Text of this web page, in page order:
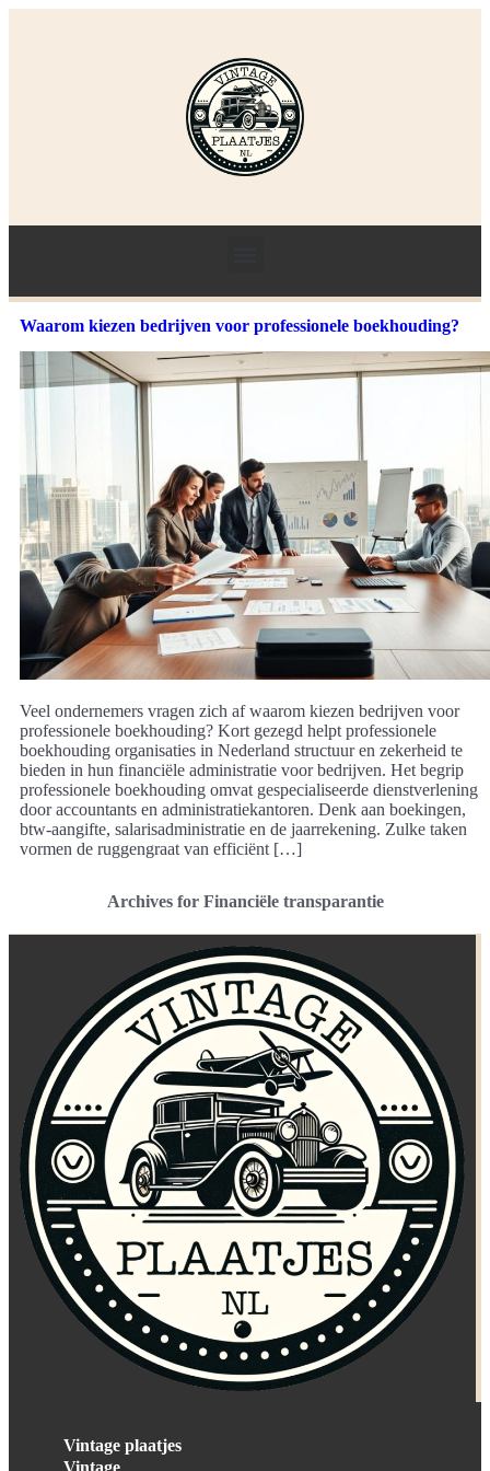
Waarom kiezen bedrijven voor professionele boekhouding?
Veel ondernemers vragen zich af waarom kiezen bedrijven voor
professionele boekhouding? Kort gezegd helpt professionele
boekhouding organisaties in Nederland structuur en zekerheid te
bieden in hun financiële administratie voor bedrijven. Het begrip
professionele boekhouding omvat gespecialiseerde dienstverlening
door accountants en administratiekantoren. Denk aan boekingen,
btw-aangifte, salarisadministratie en de jaarrekening. Zulke taken
vormen de ruggengraat van efficiënt […]
Archives for Financiële transparantie
Vintage plaatjes
Vintage